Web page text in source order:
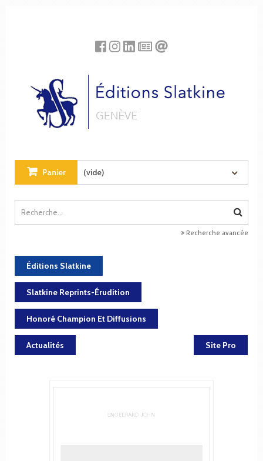
Panier (vide)
Recherche avancée
Éditions Slatkine
Slatkine Reprints-Érudition
Honoré Champion Et Diffusions
Actualités Site Pro